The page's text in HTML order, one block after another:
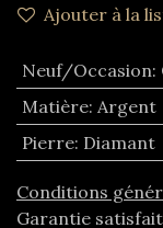
Ajouter à la
Neuf/Occasion:
Matière: Argent
Pierre: Diamant
Conditions
Garantie